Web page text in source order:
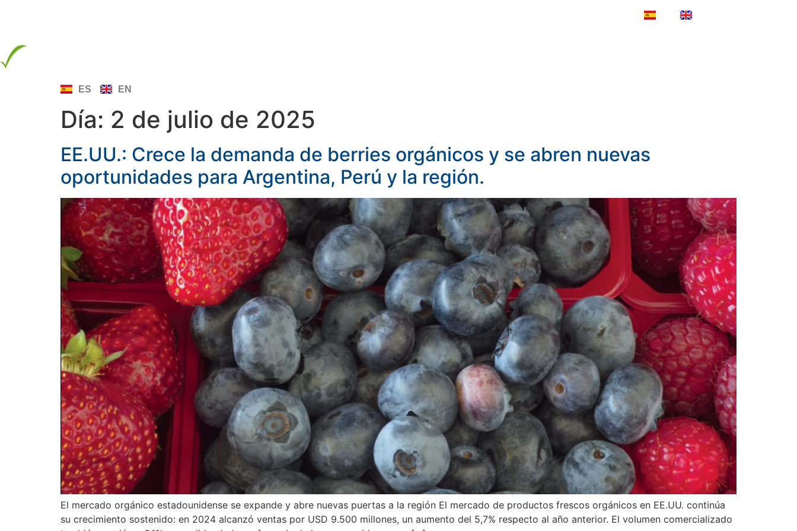
ES EN
Día: 2 de julio de 2025
EE.UU.: Crece la demanda de berries orgánicos y se abren nuevas
oportunidades para Argentina, Perú y la región.
El mercado orgánico estadounidense se expande y abre nuevas puertas a la región El mercado de productos frescos orgánicos en EE.UU. continúa
su crecimiento sostenido: en 2024 alcanzó ventas por USD 9.500 millones, un aumento del 5,7% respecto al año anterior. El volumen comercializado